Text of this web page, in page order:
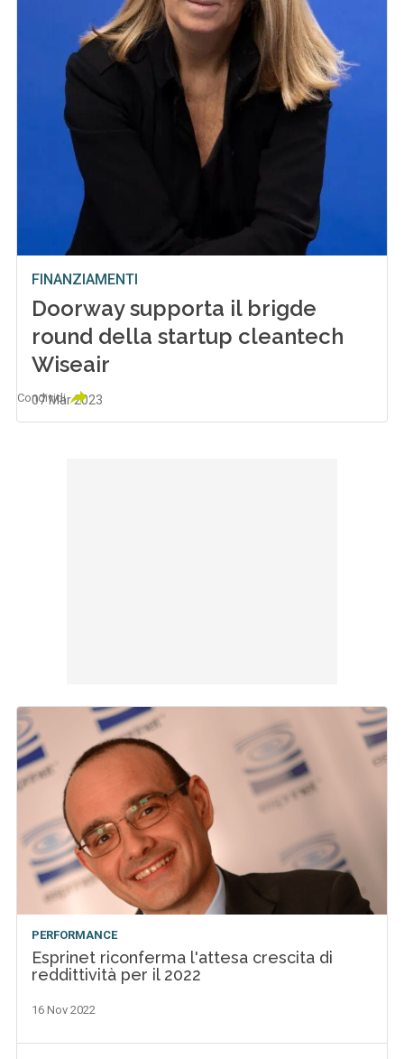
FINANZIAMENTI
Doorway supporta il brigde
round della startup cleantech
Wiseair
07 Mar 2023
Condividi
PERFORMANCE
Esprinet riconferma l'attesa crescita di
reddittività per il 2022
16 Nov 2022